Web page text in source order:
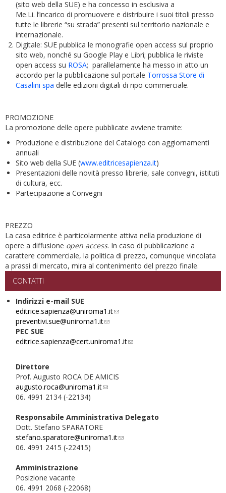
(sito web della SUE) e ha concesso in esclusiva a
Me.Li. l’incarico di promuovere e distribuire i suoi titoli presso
tutte le librerie “su strada” presenti sul territorio nazionale e
internazionale.
Digitale: SUE pubblica le monografie open access sul proprio
sito web, nonché su Google Play e Libri; pubblica le riviste
open access su ROSA; parallelamente ha messo in atto un
accordo per la pubblicazione sul portale Torrossa Store di
Casalini spa delle edizioni digitali di ripo commerciale.
PROMOZIONE
La promozione delle opere pubblicate avviene tramite:
Produzione e distribuzione del Catalogo con aggiornamenti
annuali
Sito web della SUE (www.editricesapienza.it)
Presentazioni delle novità presso librerie, sale convegni, istituti
di cultura, ecc.
Partecipazione a Convegni
PREZZO
La casa editrice è pariticolarmente attiva nella produzione di
opere a diffusione open access. In caso di pubblicazione a
carattere commerciale, la politica di prezzo, comunque vincolata
a prassi di mercato, mira al contenimento del prezzo finale.
CONTATTI
Indirizzi e-mail SUE
editrice.sapienza@uniroma1.it(link
mail)
preventivi.sue@uniroma1.it(link
e-
PEC SUE
editrice.sapienza@cert.uniroma1.it(link
Direttore
Prof. Augusto ROCA DE AMICIS
augusto.roca@uniroma1.it(link
mail)
06. 4991 2134 (-22134)
Responsabile Amministrativa Delegato
Dott. Stefano SPARATORE
stefano.sparatore@uniroma1.it(link
06. 4991 2415 (-22415)
Amministrazione
Posizione vacante
06. 4991 2068 (-22068)